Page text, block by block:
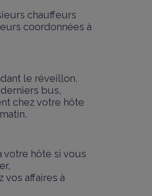
chauffeurs
coordonnées à
le réveillon.
bus,
chez votre hôte
votre hôte si vous
affaires à